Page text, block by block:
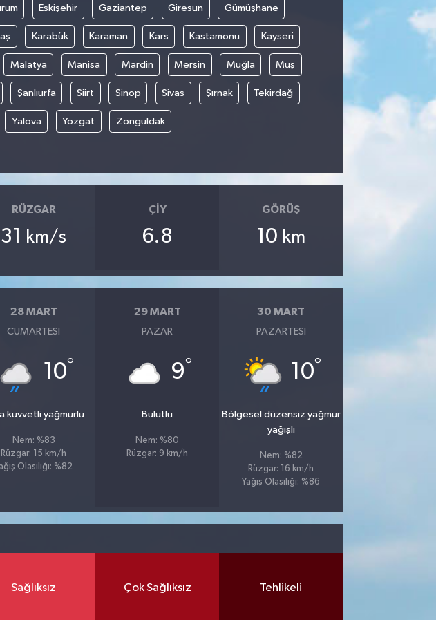
Eskişehir Gaziantep Giresun Gümüşhane
Karabük Karaman Kars Kastamonu Kayseri
Malatya Manisa Mardin Mersin Muğla Muş
Şanlıurfa Siirt Sinop Sivas Şırnak Tekirdağ
Yalova Yozgat Zonguldak
RÜZGAR
31 km/s
ÇIY
6.8
GÖRÜŞ
10 km
28 MART
CUMARTESI
10°
kuvvetli yağmurlu
Nem: %83
Rüzgar: 15 km/h
Olasılığı: %82
29 MART
PAZAR
9°
Bulutlu
Nem: %80
Rüzgar: 9 km/h
30 MART
PAZARTESI
10°
Bölgesel düzensiz yağmur
yağışlı
Nem: %82
Rüzgar: 16 km/h
Yağış Olasılığı: %86
Sağlıksız Çok Sağlıksız Tehlikeli